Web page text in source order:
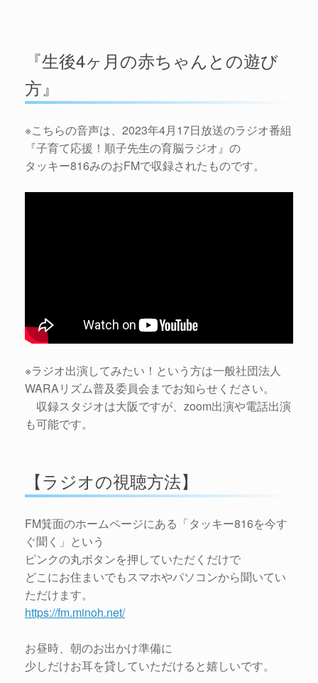
『生後4ヶ月の赤ちゃんとの遊び
方』
※こちらの音声は、2023年4月17日放送のラジオ番組
『子育て応援！順子先生の育脳ラジオ』の
タッキー816みのおFMで収録されたものです。
※ラジオ出演してみたい！という方は一般社団法人
WARAリズム普及委員会までお知らせください。
収録スタジオは大阪ですが、zoom出演や電話出演
も可能です。
【ラジオの視聴方法】
FM箕面のホームページにある「タッキー816を今す
ぐ聞く」という
ピンクの丸ボタンを押していただくだけで
どこにお住まいでもスマホやパソコンから聞いてい
ただけます。
https://fm.minoh.net/
お昼時、朝のお出かけ準備に
少しだけお耳を貸していただけると嬉しいです。